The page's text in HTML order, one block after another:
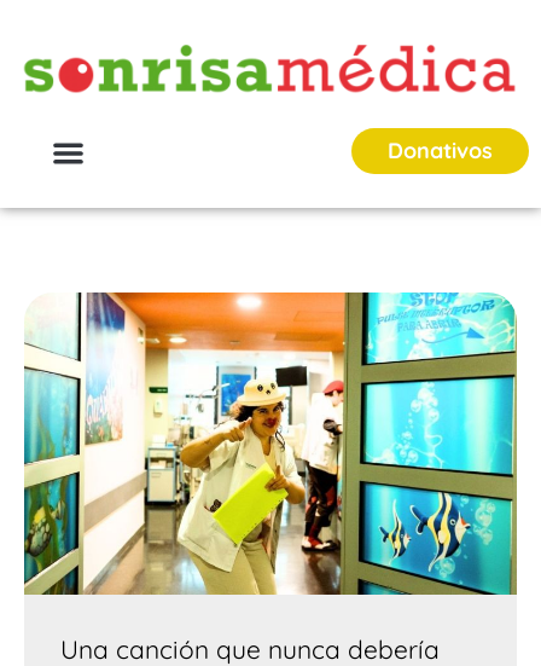
Donativos
Una canción que nunca debería